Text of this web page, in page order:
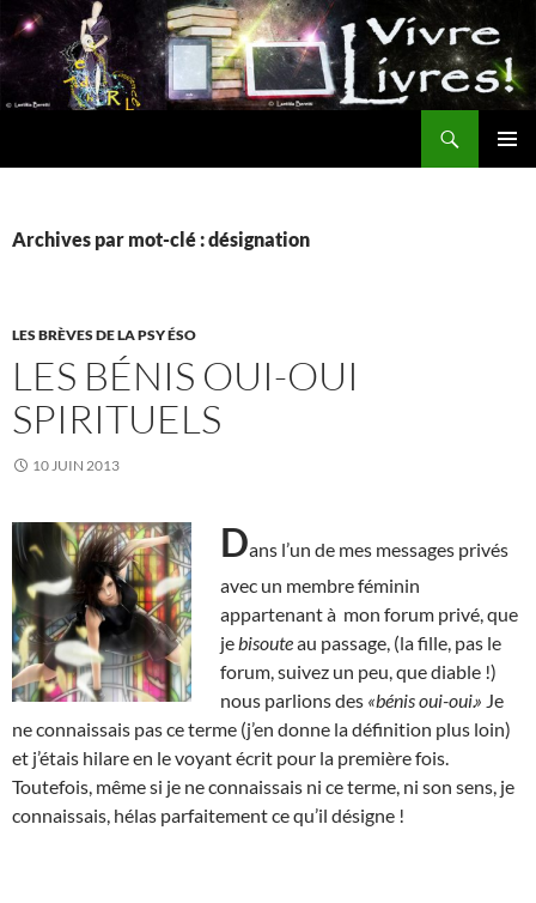
Aller
au
contenu
Archives par mot-clé : désignation
LES BRÈVES DE LA PSY ÉSO
LES BÉNIS OUI-OUI
SPIRITUELS
10 JUIN 2013
Dans l’un de mes messages privés
avec un membre féminin
appartenant à mon forum privé, que
je bisouteau passage, (la fille, pas le
forum, suivez un peu, que diable !)
nous parlions des «bénis oui-oui.» Je
ne connaissais pas ce terme (j’en donne la définition plus loin)
et j’étais hilare en le voyant écrit pour la première fois.
Toutefois, même si je ne connaissais ni ce terme, ni son sens, je
connaissais, hélas parfaitement ce qu’il désigne !